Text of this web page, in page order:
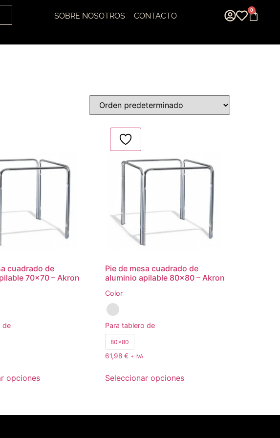
SOBRE NOSOTROS CONTACTO
0
cuadrado de
70×70 – Akron
de
opciones
Pie de mesa cuadrado de
aluminio apilable 80×80 – Akron
Color
Para tablero de
80x80
61,98€ + IVA
Seleccionar opciones